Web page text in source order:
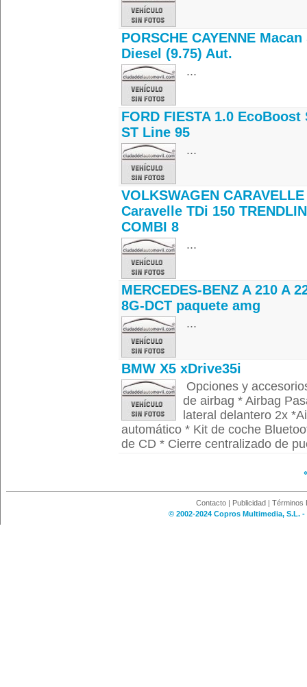
PORSCHE CAYENNE Macan
Diesel (9.75) Aut.
...
FORD FIESTA 1.0 EcoBoost
ST Line 95
...
VOLKSWAGEN
Caravelle TDi 150
COMBI 8
...
MERCEDES-BENZ A 210 A
8G-DCT paquete amg
...
BMW X5 xDrive35i
Opciones y
de airbag * Airbag
lateral delantero 2x
automático * Kit de coche
de CD * Cierre centralizado de
Contacto | Publicidad | Términos
© 2002-2024 Copros Multimedia, S.L.